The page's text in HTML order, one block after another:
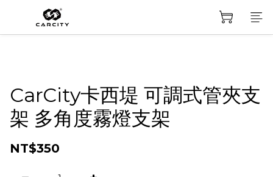
CarCity卡西堤 可調式管夾支
架 多角度霧燈支架
NT$350